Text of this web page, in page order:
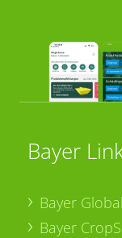
Bayer
Bayer Global
Bayer